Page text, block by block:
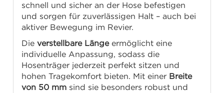
schnell und sicher an der Hose befestigen
und sorgen für zuverlässigen Halt – auch bei
aktiver Bewegung im Revier.
Dieverstellbare Längeermöglicht eine
individuelle Anpassung, sodass die
Hosenträger jederzeit perfekt sitzen und
hohen Tragekomfort bieten. Mit einer Breite
von 50 mm sind sie besonders robust und